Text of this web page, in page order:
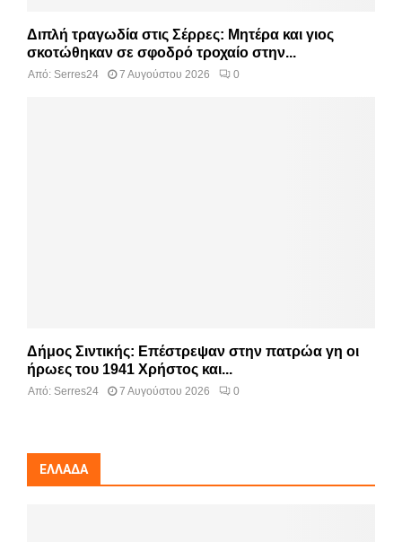
Διπλή τραγωδία στις Σέρρες: Μητέρα και γιος
σκοτώθηκαν σε σφοδρό τροχαίο στην...
Από: Serres24 7 Αυγούστου 2026 0
Δήμος Σιντικής: Επέστρεψαν στην πατρώα γη οι
ήρωες του 1941 Χρήστος και...
Από: Serres24 7 Αυγούστου 2026 0
ΕΛΛΆΔΑ